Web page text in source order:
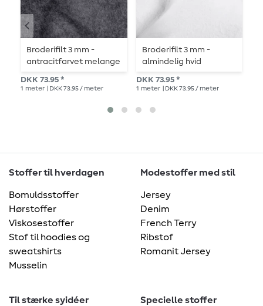
Broderifilt 3 mm -
antracitfarvet melange
DKK 73.95 *
1 meter | DKK 73.95 / meter
Broderifilt 3 mm -
almindelig hvid
DKK 73.95 *
1 meter | DKK 73.95 / meter
Stoffer til hverdagen
Bomuldsstoffer
Hørstoffer
Viskosestoffer
Stof til hoodies og
sweatshirts
Musselin
Modestoffer med stil
Jersey
Denim
French Terry
Ribstof
Romanit Jersey
Til stærke syidéer Specielle stoffer